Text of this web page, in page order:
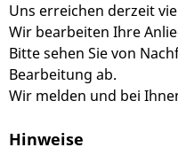
Uns erreichen derzeit
Wir bearbeiten Ihre
Bitte sehen Sie von
Bearbeitung ab.
Wir melden und bei
Hinweise